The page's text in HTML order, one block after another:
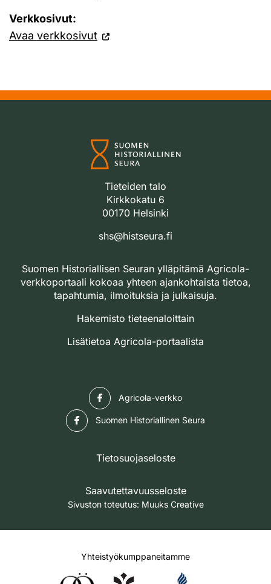
Verkkosivut:
Avaa verkkosivut
Tieteiden talo
Kirkkokatu 6
00170 Helsinki
shs@histseura.fi
Suomen Historiallisen Seuran ylläpitämä Agricola-
verkkoportaali kokoaa yhteen ajankohtaista tietoa,
tapahtumia, ilmoituksia ja julkaisuja.
Hakemisto tieteenaloittain
Lisätietoa Agricola-portaalista
Agricola-verkko
Suomen Historiallinen Seura
Tietosuojaseloste
Saavutettavuusseloste
Sivuston toteutus: Muuks Creative
Yhteistyökumppaneitamme